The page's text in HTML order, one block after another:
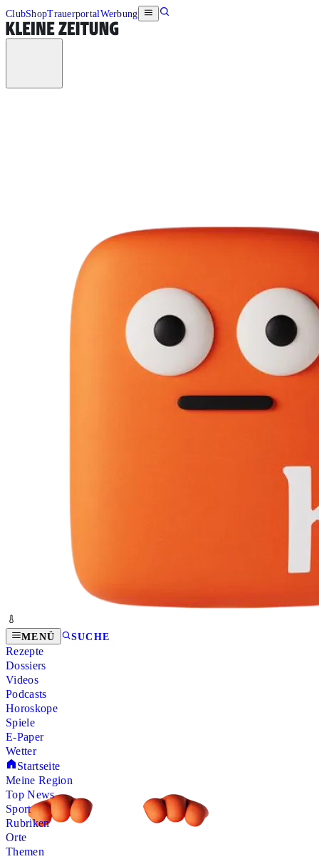
ClubShopTrauerportalWerbung
MENÜ SUCHE
Rezepte
Dossiers
Videos
Podcasts
Horoskope
Spiele
E-Paper
Wetter
Startseite
Meine Region
Top News
Sport
Rubriken
Orte
Themen